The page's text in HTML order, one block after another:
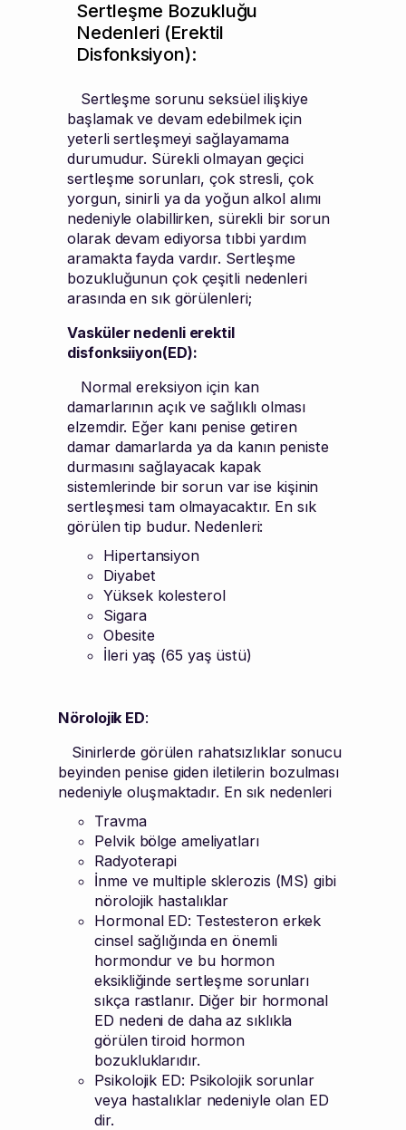
Sertleşme Bozukluğu
Nedenleri (Erektil
Disfonksiyon):
Sertleşme sorunu seksüel ilişkiye
başlamak ve devam edebilmek için
yeterli sertleşmeyi sağlayamama
durumudur. Sürekli olmayan geçici
sertleşme sorunları, çok stresli, çok
yorgun, sinirli ya da yoğun alkol alımı
nedeniyle olabillirken, sürekli bir sorun
olarak devam ediyorsa tıbbi yardım
aramakta fayda vardır. Sertleşme
bozukluğunun çok çeşitli nedenleri
arasında en sık görülenleri;
Vasküler nedenli erektil
disfonksiiyon(ED):
Normal ereksiyon için kan
damarlarının açık ve sağlıklı olması
elzemdir. Eğer kanı penise getiren
damar damarlarda ya da kanın peniste
durmasını sağlayacak kapak
sistemlerinde bir sorun var ise kişinin
sertleşmesi tam olmayacaktır. En sık
görülen tip budur. Nedenleri:
Hipertansiyon
Diyabet
Yüksek kolesterol
Sigara
Obesite
İleri yaş (65 yaş üstü)
Nörolojik ED:
Sinirlerde görülen rahatsızlıklar sonucu
beyinden penise giden iletilerin bozulması
nedeniyle oluşmaktadır. En sık nedenleri
Travma
Pelvik bölge ameliyatları
Radyoterapi
İnme ve multiple sklerozis (MS) gibi
nörolojik hastalıklar
Hormonal ED: Testesteron erkek
cinsel sağlığında en önemli
hormondur ve bu hormon
eksikliğinde sertleşme sorunları
sıkça rastlanır. Diğer bir hormonal
ED nedeni de daha az sıklıkla
görülen tiroid hormon
bozukluklarıdır.
Psikolojik ED: Psikolojik sorunlar
veya hastalıklar nedeniyle olan ED
dir.